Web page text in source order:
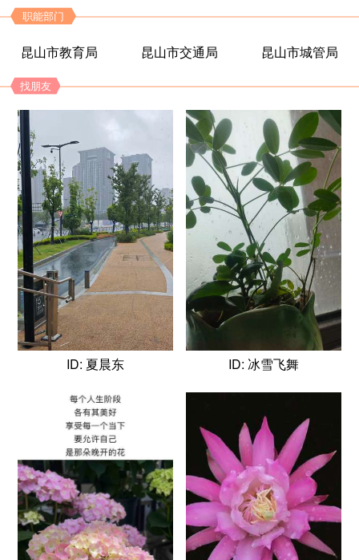
职能部门
昆山市教育局 昆山市交通局 昆山市城管局
找朋友
ID: 夏晨东 ID: 冰雪飞舞